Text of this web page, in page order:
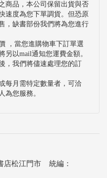
商品，本公司保留出貨與否
速度為您下單調貨。但恐原
，缺書部份我們將為您進行
，當您進購物車下訂單選
另以mail通知您運費金額。
，我們將儘速處理您的訂
每月需特定數量者，可洽
為您服務。
店松江門市 統編：